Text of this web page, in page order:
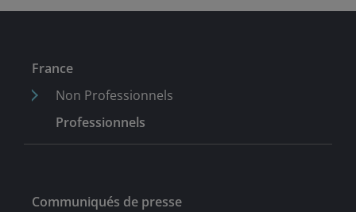
France
Non Professionnels
Professionnels
Communiqués de presse